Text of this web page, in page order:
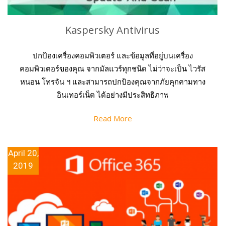
Kaspersky Antivirus
ปกป้องเครื่องคอมพิวเตอร์ และข้อมูลที่อยู่บนเครื่อง
คอมพิวเตอร์ของคุณ จากมัลแวร์ทุกชนิด ไม่ว่าจะเป็น ไวรัส
หนอน โทรจัน ฯ และสามารถปกป้องคุณจากภัยคุกคามทาง
อินเทอร์เน็ต ได้อย่างมีประสิทธิภาพ
Read More
April 20,
2019